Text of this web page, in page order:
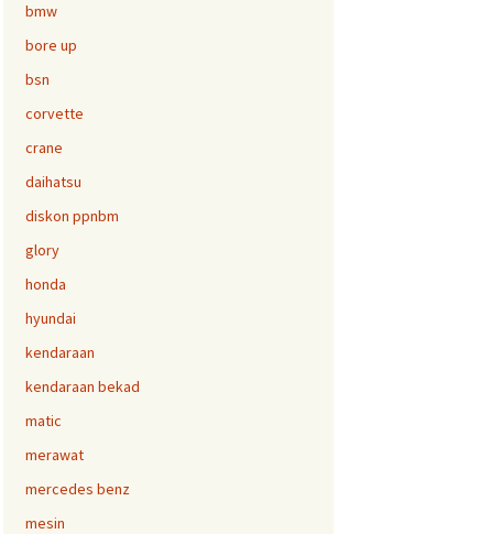
bmw
bore up
bsn
corvette
crane
daihatsu
diskon ppnbm
glory
honda
hyundai
kendaraan
kendaraan bekad
matic
merawat
mercedes benz
mesin